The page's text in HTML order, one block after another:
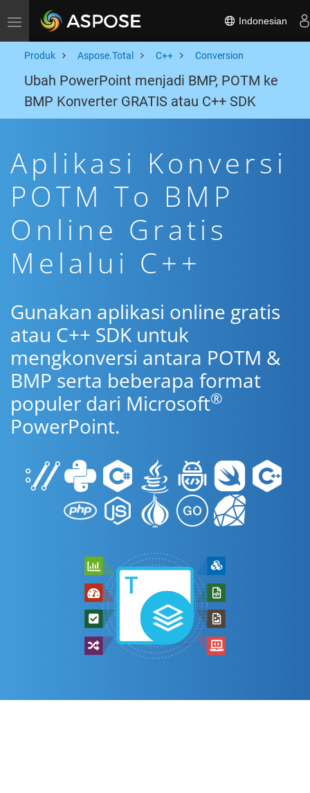
Toggle navigation Indonesian
Produk Aspose.Total C++ Conversion
Ubah PowerPoint menjadi BMP, POTM ke
BMP Konverter GRATIS atau C++ SDK
Aplikasi Konversi
POTM To BMP
Online Gratis
Melalui C++
Gunakan aplikasi online gratis
atau C++ SDK untuk
mengkonversi antara POTM &
BMP serta beberapa format
populer dari Microsoft®
PowerPoint.